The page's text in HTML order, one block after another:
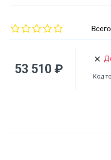
53 510 ₽
Код